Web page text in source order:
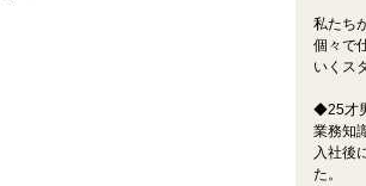
私たち
個々で
いくス
◆25才
業務知
入社後
た。